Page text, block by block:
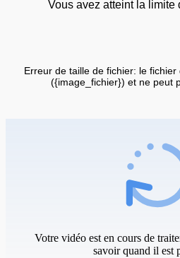
Vous avez atteint la limite
Erreur de taille de fichier: le
({image_fichier}) et ne peut
Votre vidéo est en cours de
savoir quand il est